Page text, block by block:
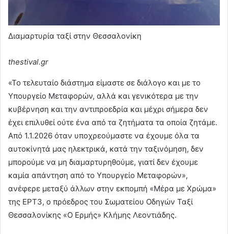
Διαμαρτυρία ταξί στην Θεσσαλονίκη
thestival.gr
«Το τελευταίο διάστημα είμαστε σε διάλογο και με το
Υπουργείο Μεταφορών, αλλά και γενικότερα με την
κυβέρνηση και την αντιπροεδρία και μέχρι σήμερα δεν
έχει επιλυθεί ούτε ένα από τα ζητήματα τα οποία ζητάμε.
Από 1.1.2026 όταν υποχρεούμαστε να έχουμε όλα τα
αυτοκίνητά μας ηλεκτρικά, κατά την ταξινόμηση, δεν
μπορούμε να μη διαμαρτυρηθούμε, γιατί δεν έχουμε
καμία απάντηση από το Υπουργείο Μεταφορών»,
ανέφερε μεταξύ άλλων στην εκπομπή «Μέρα με Χρώμα»
της ΕΡΤ3, ο πρόεδρος του Σωματείου Οδηγών Ταξί
Θεσσαλονίκης «Ο Ερμής» Κλήμης Λεοντιάδης.